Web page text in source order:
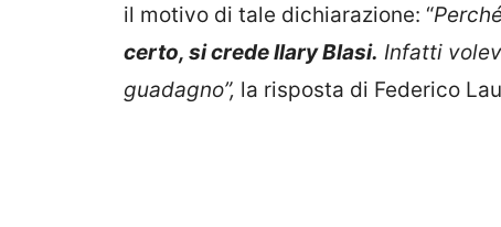
il motivo di tale dichiarazione: “
certo, si crede Ilary Blasi. Infatti
guadagno”, la risposta di Federico